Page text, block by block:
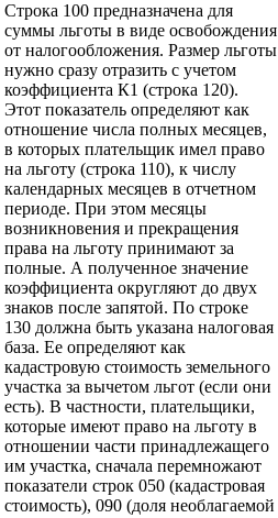
Строка 100 предназначена для
суммы льготы в виде освобождения
от налогообложения. Размер льготы
нужно сразу отразить с учетом
коэффициента К1 (строка 120).
Этот показатель определяют как
отношение числа полных месяцев,
в которых плательщик имел право
на льготу (строка 110), к числу
календарных месяцев в отчетном
периоде. При этом месяцы
возникновения и прекращения
права на льготу принимают за
полные. А полученное значение
коэффициента округляют до двух
знаков после запятой. По строке
130 должна быть указана налоговая
база. Ее определяют как
кадастровую стоимость земельного
участка за вычетом льгот (если они
есть). В частности, плательщики,
которые имеют право на льготу в
отношении части принадлежащего
им участка, сначала перемножают
показатели строк 050 (кадастровая
стоимость), 090 (доля необлагаемой